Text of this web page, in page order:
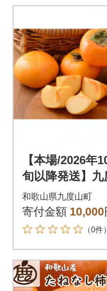
【本場/2026年
旬以降発送】九
産 平核無柿〈贈
赤秀〉8～13玉
和歌山県九度山町
寄付金額 10,000
（0件）